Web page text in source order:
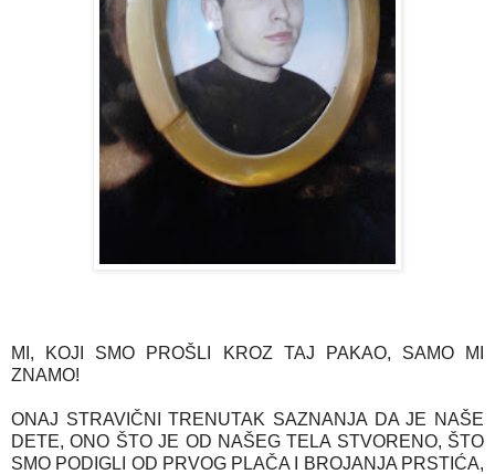
MI, KOJI SMO PROŠLI KROZ TAJ PAKAO, SAMO MI
ZNAMO!
ONAJ STRAVIČNI TRENUTAK SAZNANJA DA JE NAŠE
DETE, ONO ŠTO JE OD NAŠEG TELA STVORENO, ŠTO
SMO PODIGLI OD PRVOG PLAČA I BROJANJA PRSTIĆA,